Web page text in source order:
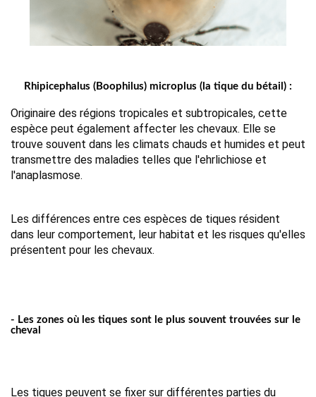
Rhipicephalus (Boophilus) microplus (la tique du bétail) :
Originaire des régions tropicales et subtropicales, cette
espèce peut également affecter les chevaux. Elle se
trouve souvent dans les climats chauds et humides et peut
transmettre des maladies telles que l'ehrlichiose et
l'anaplasmose.
Les différences entre ces espèces de tiques résident
dans leur comportement, leur habitat et les risques qu'elles
présentent pour les chevaux.
- Les zones où les tiques sont le plus souvent trouvées sur le
cheval
Les tiques peuvent se fixer sur différentes parties du